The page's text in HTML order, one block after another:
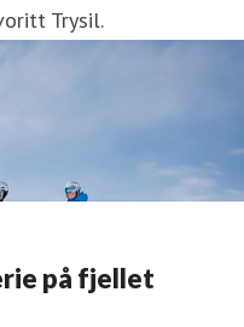
Trysil.
på fjellet